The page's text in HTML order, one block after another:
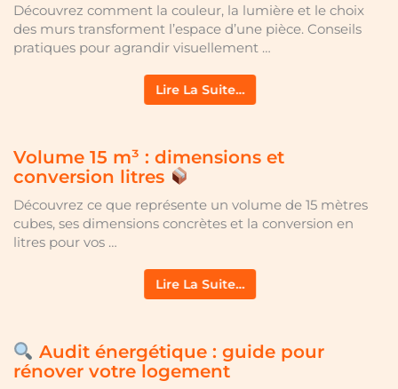
Découvrez comment la couleur, la lumière et le choix
des murs transforment l’espace d’une pièce. Conseils
pratiques pour agrandir visuellement …
Lire La Suite…
Volume 15 m³ : dimensions et
conversion litres
Découvrez ce que représente un volume de 15 mètres
cubes, ses dimensions concrètes et la conversion en
litres pour vos …
Lire La Suite…
Audit énergétique : guide pour
rénover votre logement